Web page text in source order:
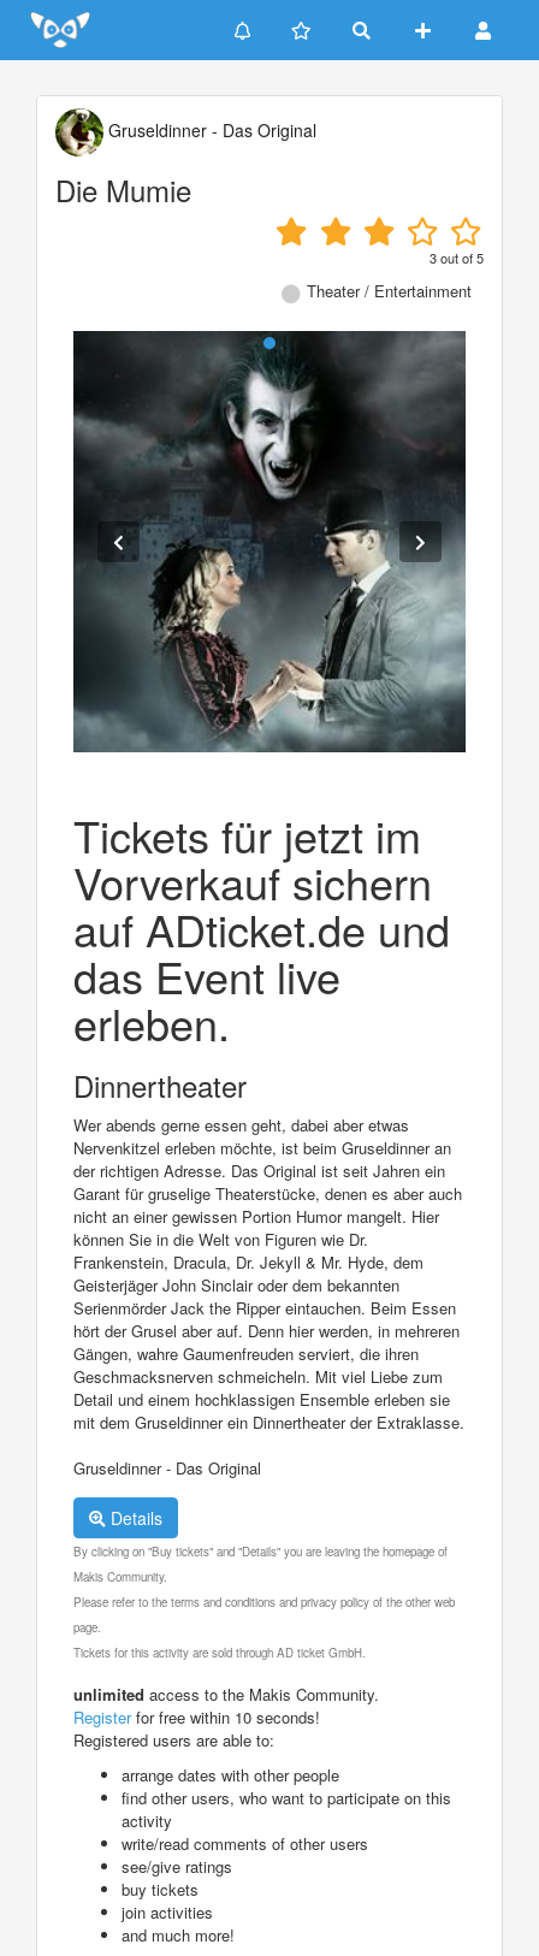
Update cookies preferences
Gruseldinner - Das Original
Die Mumie
3out of5
Theater / Entertainment
Tickets für jetzt im
Vorverkauf sichern
auf ADticket.de und
das Event live
erleben.
Dinnertheater
Wer abends gerne essen geht, dabei aber etwas
Nervenkitzel erleben möchte, ist beim Gruseldinner an
der richtigen Adresse. Das Original ist seit Jahren ein
Garant für gruselige Theaterstücke, denen es aber auch
nicht an einer gewissen Portion Humor mangelt. Hier
können Sie in die Welt von Figuren wie Dr.
Frankenstein, Dracula, Dr. Jekyll & Mr. Hyde, dem
Geisterjäger John Sinclair oder dem bekannten
Serienmörder Jack the Ripper eintauchen. Beim Essen
hört der Grusel aber auf. Denn hier werden, in mehreren
Gängen, wahre Gaumenfreuden serviert, die ihren
Geschmacksnerven schmeicheln. Mit viel Liebe zum
Detail und einem hochklassigen Ensemble erleben sie
mit dem Gruseldinner ein Dinnertheater der Extraklasse.
Gruseldinner - Das Original
Details
By clicking on "Buy tickets" and "Details" you are leaving the homepage of
Makis Community.
Please refer to the terms and conditions and privacy policy of the other web
page.
Tickets for this activity are sold through AD ticket GmbH.
unlimited access to the Makis Community.
Registerfor free within 10 seconds!
Registered users are able to:
arrange dates with other people
find other users, who want to participate on this
activity
write/read comments of other users
see/give ratings
buy tickets
join activities
and much more!